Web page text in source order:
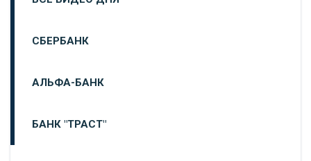
СБЕРБАНК
АЛЬФА-БАНК
БАНК "ТРАСТ"